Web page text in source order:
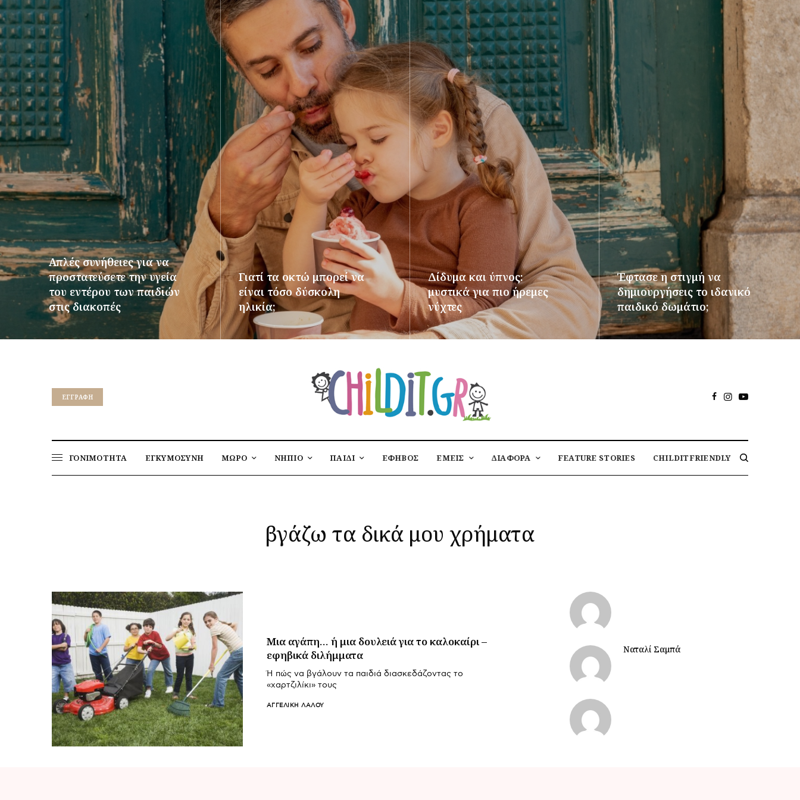
Απλές συνήθειες για να
προστατεύσετε την υγεία
του εντέρου των παιδιών
στις διακοπές
ΠΕΡΙΣΣΌΤΕΡΑ
Γιατί τα οκτώ μπορεί να
είναι τόσο δύσκολη
ηλικία;
ΠΕΡΙΣΣΌΤΕΡΑ
Δίδυμα και ύπνος:
μυστικά για πιο ήρεμες
νύχτες
ΠΕΡΙΣΣΌΤΕΡΑ
Έφτασε η στιγμή να
δημιουργήσεις το ιδανικό
παιδικό δωμάτιο;
ΠΕΡΙΣΣΌΤΕΡΑ
EΓΓΡΑΦΉ
ΓΟΝΙΜΟΤΗΤΑ ΕΓΚΥΜΟΣΥΝΗ ΜΩΡΟ ΝΗΠΙΟ ΠΑΙΔΙ ΕΦΗΒΟΣ ΕΜΕΙΣ ΔΙΑΦΟΡΑ FEATURE STORIES CHILDITFRIENDLY
βγάζω τα δικά μου χρήματα
Μια αγάπη… ή μια δουλειά για το καλοκαίρι –
εφηβικά διλήμματα
Ή πώς να βγάλουν τα παιδιά διασκεδάζοντας το
«χαρτζιλίκι» τους
ΑΓΓΕΛΙΚΉ ΛΆΛΟΥ
Ναταλί Σαμπά